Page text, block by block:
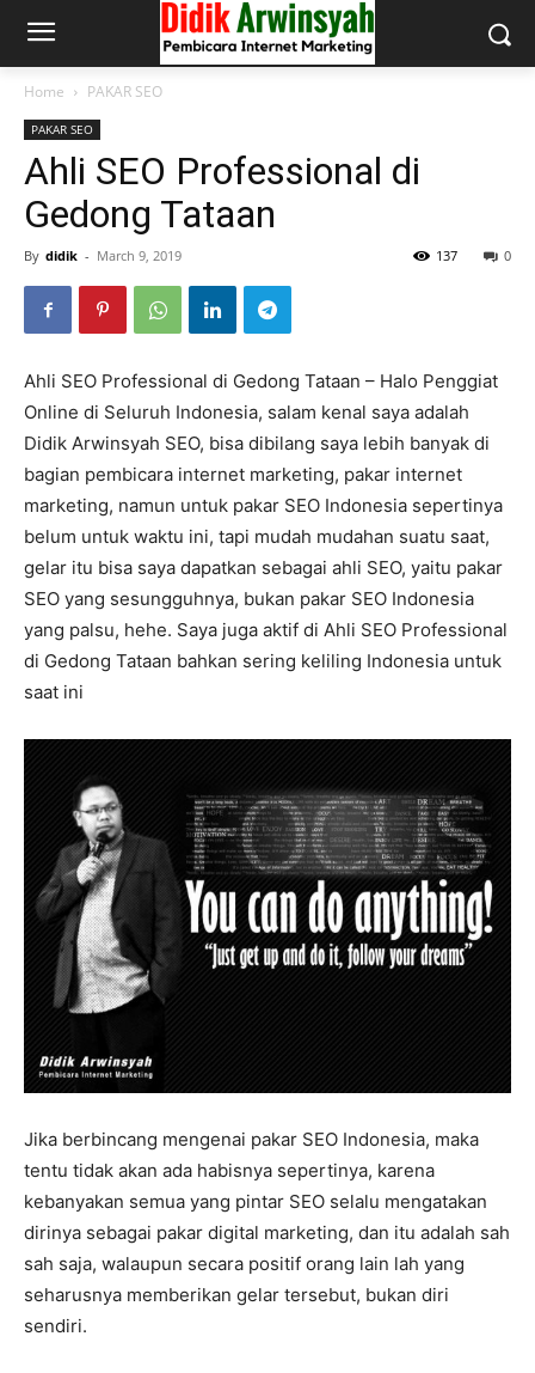
Home PAKAR SEO
PAKAR SEO
Ahli SEO Professional di
Gedong Tataan
By didik - March 9, 2019 0
137
Ahli SEO Professional di Gedong Tataan – Halo Penggiat
Online di Seluruh Indonesia, salam kenal saya adalah
Didik Arwinsyah SEO, bisa dibilang saya lebih banyak di
bagian pembicara internet marketing, pakar internet
marketing, namun untuk pakar SEO Indonesia sepertinya
belum untuk waktu ini, tapi mudah mudahan suatu saat,
gelar itu bisa saya dapatkan sebagai ahli SEO, yaitu pakar
SEO yang sesungguhnya, bukan pakar SEO Indonesia
yang palsu, hehe. Saya juga aktif di Ahli SEO Professional
di Gedong Tataan bahkan sering keliling Indonesia untuk
saat ini
Jika berbincang mengenai pakar SEO Indonesia, maka
tentu tidak akan ada habisnya sepertinya, karena
kebanyakan semua yang pintar SEO selalu mengatakan
dirinya sebagai pakar digital marketing, dan itu adalah sah
sah saja, walaupun secara positif orang lain lah yang
seharusnya memberikan gelar tersebut, bukan diri
sendiri.